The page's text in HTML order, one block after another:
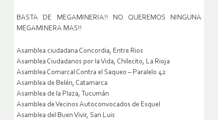
BASTA DE MEGAMINERIA!! NO QUEREMOS NINGUNA
MEGAMINERA MAS!!
Asamblea ciudadana Concordia, Entre Rios
Asamblea Ciudadanos por la Vida, Chilecito, La Rioja
Asamblea Comarcal Contra el Saqueo – Paralelo 42
Asamblea de Belén, Catamarca
Asamblea de la Plaza, Tucumán
Asamblea de Vecinos Autoconvocados de Esquel
Asamblea del Buen Vivir, San Luis